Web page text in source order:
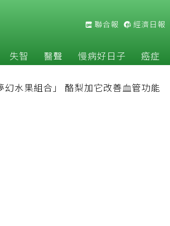
聯合報 經濟日報
失智 醫聲 慢病好日子 癌症
水果組合」 酪梨加它改善血管功能